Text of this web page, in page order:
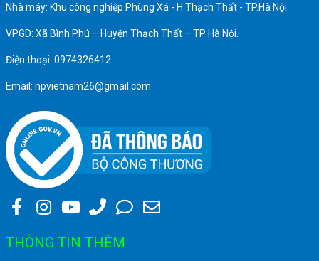
Nhà máy: Khu công nghiệp Phùng Xá - H.Thạch Thất - TP.Hà Nội
VPGD: Xã Bình Phú – Huyện Thạch Thất – TP Hà Nội.
Điện thoại: 0974326412
Email: npvietnam26@gmail.com
THÔNG TIN THÊM